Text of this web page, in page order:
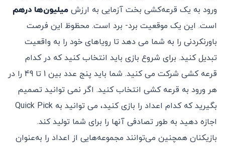
ورود به یک قرعه‌کشی بخت آزمایی به ارزش میلیون‌ها درهم
است. این یک موقعیت برد- برد است. محظوظ این فرصت
باورنکردنی را به شما می دهد تا رویاهای خود را به واقعیت
تبدیل کنید. برای شروع بازی باید انتخاب کنید که در کدام
قرعه کشی شرکت می کنید. شما باید پنج عدد بین 1 تا 49 را در
هر ورود به قرعه کشی انتخاب کنید. اگر نمی توانید تصمیم
بگیرید که کدام اعداد را بازی کنید، می توانید به Quick Pick
اجازه دهید به طور تصادفی آنها را برای شما تولید کند.
بازیکنان همچنین می‌توانند مجموعه‌هایی از اعداد را به‌عنوان